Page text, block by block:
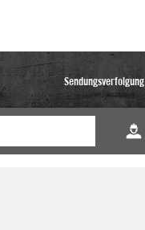
Sendungsverfolgung